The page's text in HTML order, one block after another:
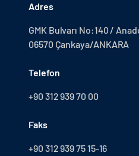
Adres
GMK Bulvarı No:140 /
06570 Çankaya/ANKARA
Telefon
+90 312 939 70 00
Faks
+90 312 939 75 15-16